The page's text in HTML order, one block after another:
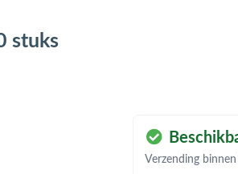
stuks
Verzending